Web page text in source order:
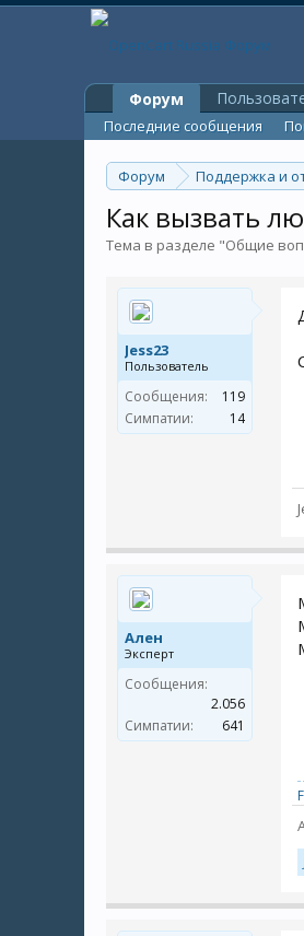
Форум Поддержка и
Как вызвать
Тема в разделе "Общие
Jess23
Пользователь
Сообщения:
119
Симпатии:
14
Ален
Эксперт
Сообщения:
2.056
Симпатии:
641
Форум
Последние сообщения